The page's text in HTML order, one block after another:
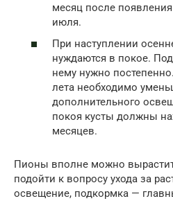
месяц после
июля.
При наступлении
нуждаются в покое.
нему нужно
лета необходимо
дополнительного
покоя кусты должны
месяцев.
Пионы вполне можно
подойти к вопросу ухода за
освещение, подкормка —